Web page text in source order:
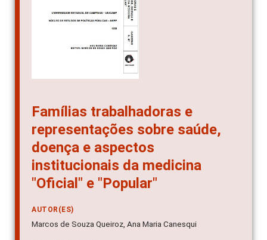
Famílias trabalhadoras e
representações sobre saúde,
doença e aspectos
institucionais da medicina
"Oficial" e "Popular"
AUTOR(ES)
Marcos de Souza Queiroz, Ana Maria Canesqui